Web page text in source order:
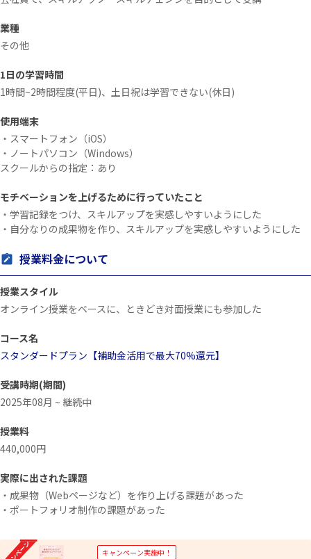
業種
その他
1日の学習時間
1時間~2時間程度(平日)、土日祝は学習できない(休日)
使用端末
・スマートフォン（iOS）
・ノートパソコン（Windows）
スクールからの指定：あり
モチベーションを上げるために行っていたこと
・学習記録をつけ、スキルアップを実感しやすいようにした
・自分なりの成果物を作り、スキルアップを実感しやすいようにした
授業料金について
授業スタイル
オンライン授業をベースに、ときどき対面授業にも参加した
コース名
スタンダードプラン【補助金活用で最大70%還元】
受講時期(期間)
2025年08月 ~ 継続中
授業料
440,000円
実際に出された課題
・成果物（Webページなど）を作り上げる課題があった
・ポートフォリオ制作の課題があった
キャンペーン実施中！